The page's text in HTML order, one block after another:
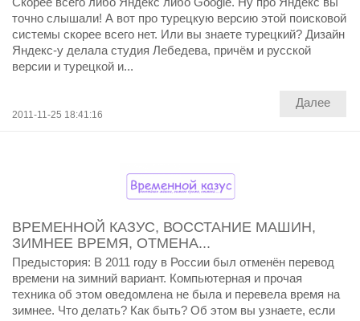
точно слышали! А вот про турецкую версию этой поисковой
системы скорее всего нет. Или вы знаете турецкий? Дизайн
Яндекс-у делала студия Лебедева, причём и русской
версии и турецкой и...
2011-11-25 18:41:16
Далее
ВРЕМЕННОЙ КАЗУС, ВОССТАНИЕ МАШИН,
ЗИМНЕЕ ВРЕМЯ, ОТМЕНА...
Предыстория: В 2011 году в России был отменён перевод
времени на зимний вариант. Компьютерная и прочая
техника об этом оведомлена не была и перевела время на
зимнее. Что делать? Как быть? Об этом вы узнаете, если